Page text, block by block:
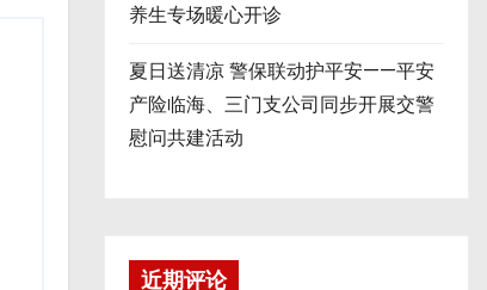
养生专场暖心开诊
夏日送清凉 警保联动护平安——平安
产险临海、三门支公司同步开展交警
慰问共建活动
近期评论